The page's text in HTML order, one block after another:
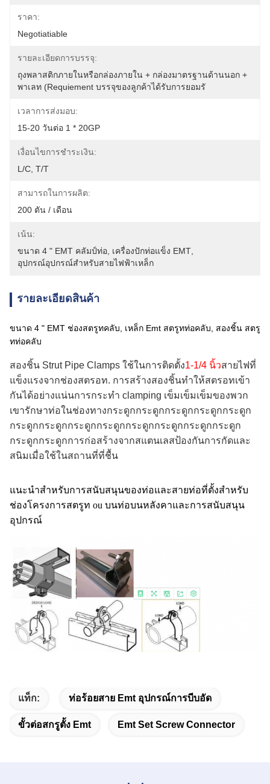
ราคา:
Negotiatiable
รายละเอียดการบรรจุ:
ถุงพลาสติกภายในหรือกล่องภายใน + กล่องมาตรฐานด้านนอก +
พาเลท (requiement บรรจุของลูกค้าได้รับการยอมรั
เวลาการส่งมอบ:
15-20 วันต่อ 1 * 20GP
เงื่อนไขการชำระเงิน:
L/C, T/T
สามารถในการผลิต:
200 ตัน / เดือน
เน้น:
ขนาด 4 " EMT คลัมป์ท่อ เครื่องปักท่อแข็ง EMT
อุปกรณ์อุปกรณ์สําหรับสายไฟฟ้าเหล็ก
รายละเอียดสินค้า
ขนาด 4 " EMT ช่องสตรูทคลับ, เหล็ก Emt สตรูทท่อคลับ, สองชิ้น สตรู
ทท่อคลับ
สองชิ้น Strut Pipe Clamps ใช้ในการติดตั้ง1-1/4 นิ้วสายไฟที่
แข็งแรงจากช่องสตรอท. การสร้างสองชิ้นทําให้สตรอทเข้า
กันได้อย่างแน่นการกระทํา clamping เข็มเข็มเข็มของพวก
เขารักษาท่อในช่องทางกระดูกกระดูกกระดูกกระดูกกระดูก
กระดูกกระดูกกระดูกกระดูกกระดูกกระดูกกระดูกกระดูก
กระดูกกระดูกการก่อสร้างจากสแตนเลสป้องกันการกัดและ
สนิมเมื่อใช้ในสถานที่ที่ชื้น
แนะนําสําหรับการสนับสนุนของท่อและสายท่อที่ตั้งสําหรับ
ช่องโครงการสตรูท ou บนท่อบนหลังคาและการสนับสนุน
อุปกรณ์
แท็ก: ท่อร้อยสาย Emt อุปกรณ์การบีบอัด
ขั้วต่อสกรูตั้ง Emt Emt Set Screw Connector